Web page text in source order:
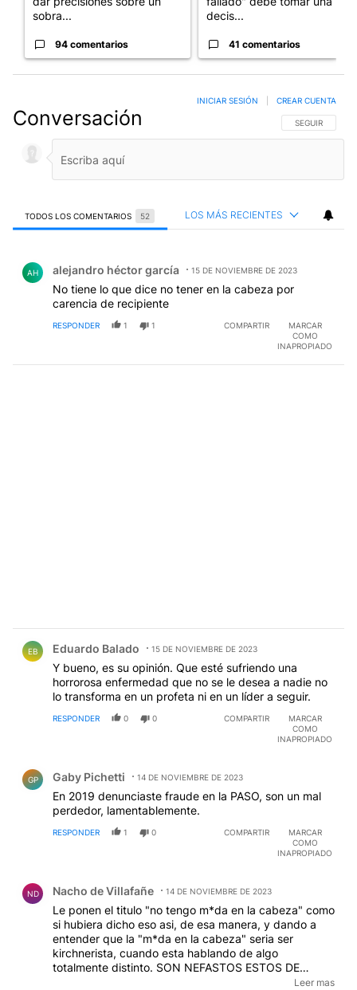
sobra...
94 comentarios
decis...
41 comentarios
Conversación SIGA ESTA
SEGUIR
INICIAR SESIÓN CREAR CUENTA
TODOS LOS COMENTARIOS 52 LOS MÁS RECIENTES
AH alejandro héctor garcía 15 DE NOVIEMBRE DE 2023
No tiene lo que dice no tener en la cabeza por
carencia de recipiente
RESPONDER 1 1 COMPARTIR
MARCAR
COMO
INAPROPIADO
EB Eduardo Balado 15 DE NOVIEMBRE DE 2023
Y bueno, es su opinión. Que esté sufriendo una
horrorosa enfermedad que no se le desea a nadie no
lo transforma en un profeta ni en un líder a seguir.
RESPONDER 0 0 COMPARTIR
MARCAR
COMO
INAPROPIADO
GP Gaby Pichetti 14 DE NOVIEMBRE DE 2023
En 2019 denunciaste fraude en la PASO, son un mal
perdedor, lamentablemente.
RESPONDER 1 0 COMPARTIR
MARCAR
COMO
INAPROPIADO
ND Nacho de Villafañe 14 DE NOVIEMBRE DE 2023
Le ponen el titulo "no tengo m*da en la cabeza" como
si hubiera dicho eso asi, de esa manera, y dando a
entender que la "m*da en la cabeza" seria ser
kirchnerista, cuando esta hablando de algo
totalmente distinto. SON NEFASTOS ESTOS DE
PERFIL. ¿Para defender la democracia tienen queLeer mas